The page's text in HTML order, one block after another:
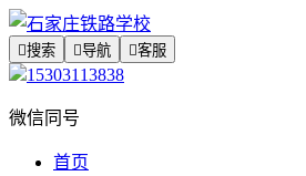
搜索 导航 客服
15303113838
微信同号
首页